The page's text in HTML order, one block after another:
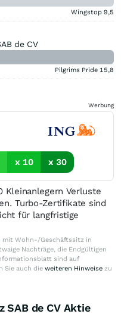
Wingstop 9,5
de CV
Pilgrims Pride 15,8
Werbung
x 10 x 30
Kleinanlegern Verluste
Turbo-Zertifikate sind
für langfristige
mit Wohn-/Geschäftssitz in
Nachträge, die Endgültigen
sind auf
Sie auch die weiteren Hinweise zu
SAB de CV Aktie